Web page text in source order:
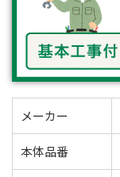
メーカー
本体品番